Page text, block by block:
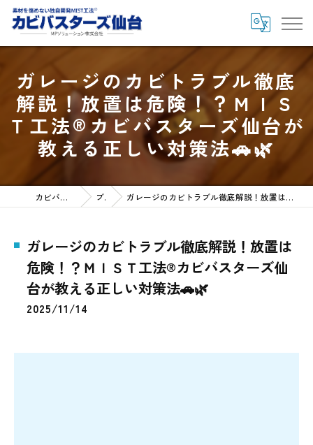
ガレージのカビトラブル徹底
解説！放置は危険！？ＭＩＳ
Ｔ工法®カビバスターズ仙台が
教える正しい対策法🚗🌿
カビバスターズ仙台HOME ブログ ガレージのカビトラブル徹底解説！放置は危険！？ＭＩＳＴ工法®カビバスターズ仙台が教える正しい対策法🚗🌿
ガレージのカビトラブル徹底解説！放置は
危険！？ＭＩＳＴ工法®カビバスターズ仙
台が教える正しい対策法🚗🌿
2025/11/14